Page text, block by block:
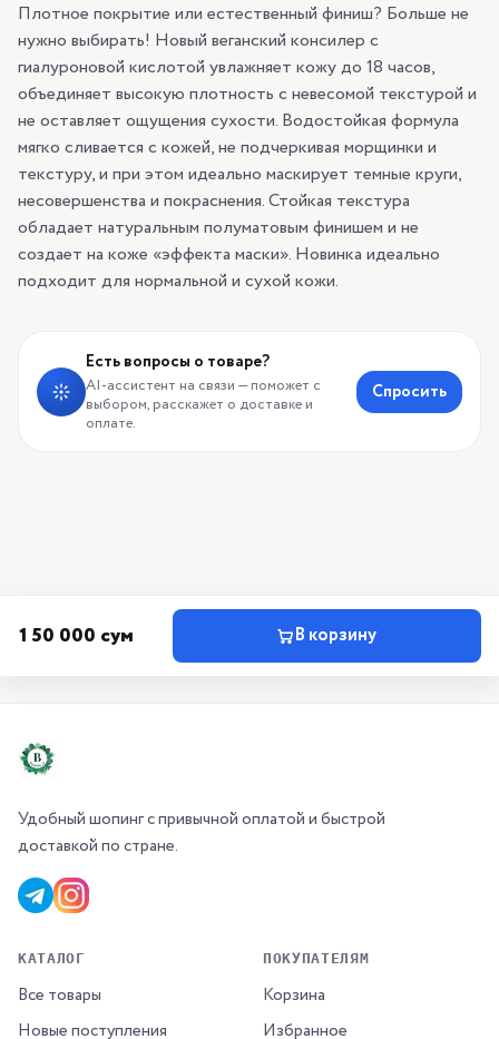
Плотное покрытие или естественный финиш? Больше не
нужно выбирать! Новый веганский консилер с
гиалуроновой кислотой увлажняет кожу до 18 часов,
объединяет высокую плотность с невесомой текстурой и
не оставляет ощущения сухости. Водостойкая формула
мягко сливается с кожей, не подчеркивая морщинки и
текстуру, и при этом идеально маскирует темные круги,
несовершенства и покраснения. Стойкая текстура
обладает натуральным полуматовым финишем и не
создает на коже «эффекта маски». Новинка идеально
подходит для нормальной и сухой кожи.
Есть вопросы о товаре?
AI-ассистент на связи — поможет с
выбором, расскажет о доставке и
оплате.
Спросить
150 000 сум В корзину
Удобный шопинг с привычной оплатой и быстрой
доставкой по стране.
КАТАЛОГ
Все товары
Новые поступления
ПОКУПАТЕЛЯМ
Корзина
Избранное